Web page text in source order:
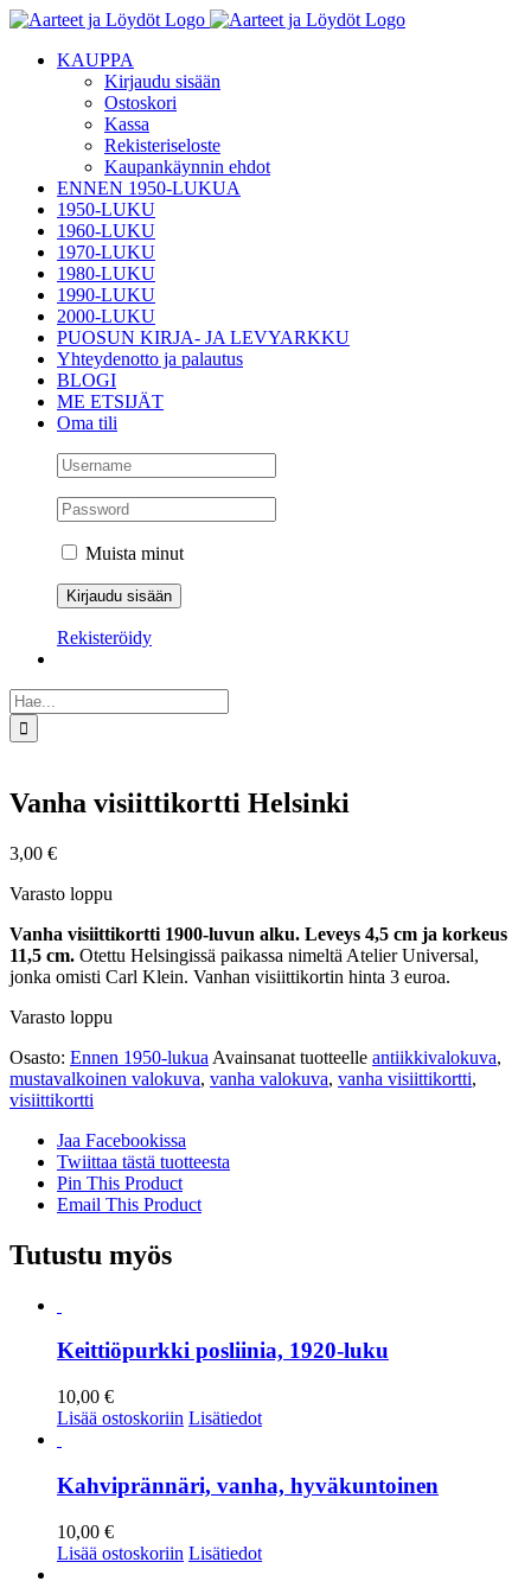
Skip
contentKAUPPA
Kirjaudu sisään
Ostoskori
Kassa
Rekisteriseloste
Kaupankäynnin ehdot
ENNEN 1950-LUKUA
1950-LUKU
1960-LUKU
1970-LUKU
1980-LUKU
1990-LUKU
2000-LUKU
PUOSUN KIRJA- JA LEVYARKKU
Yhteydenotto ja palautus
BLOGI
ME ETSIJÄT
Oma tili
Muista minut
Rekisteröidy
Etsi
...
Vanha visiittikortti Helsinki
3,00 €
Varasto loppu
Vanha visiittikortti 1900-luvun alku. Leveys 4,5 cm ja korkeus
11,5 cm. Otettu Helsingissä paikassa nimeltä Atelier Universal,
jonka omisti Carl Klein. Vanhan visiittikortin hinta 3 euroa.
Varasto loppu
Osasto: Ennen 1950-lukua Avainsanat tuotteelle antiikkivalokuva,
mustavalkoinen valokuva, vanha valokuva, vanha visiittikortti,
visiittikortti
Jaa Facebookissa
Twiittaa tästä tuotteesta
Pin This Product
Email This Product
Tutustu myös
Keittiöpurkki posliinia, 1920-luku
10,00 €
Lisää ostoskoriin Lisätiedot
Kahviprännäri, vanha, hyväkuntoinen
10,00 €
Lisää ostoskoriin Lisätiedot